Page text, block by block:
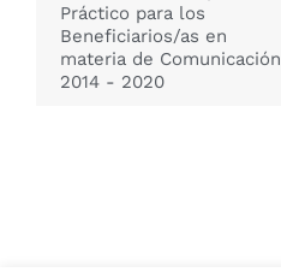
Práctico para los
Beneficiarios/as en
materia de Comunicación
2014 - 2020